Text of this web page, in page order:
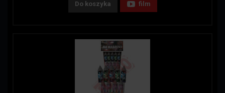
Do koszyka film